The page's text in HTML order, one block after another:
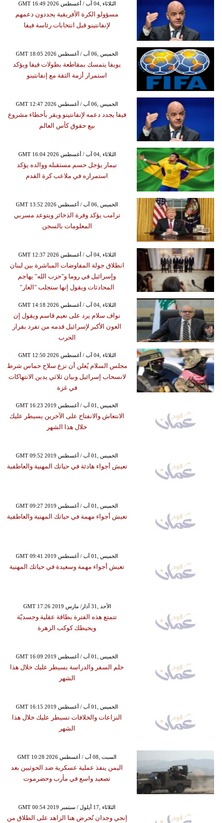
GMT 16:49 2026 الثلاثاء ,04 آب / أغسطس
مسؤولو الكرة الأفريقية يجددون دعمهم
لإنفانتينو قبل انتخابات رئاسة فيفا
GMT 18:05 2026 الخميس ,06 آب / أغسطس
يويفا يتمسك بمقاطعة بطولات فيفا ويؤكد
استمرار أزمة الثقة مع إنفانتينو
GMT 12:47 2026 الخميس ,06 آب / أغسطس
فيفا يجدد دعمه لإنفانتينو ويقر بأخطاء مشروع
بيع حقوق كأس العالم
GMT 16:04 2026 الثلاثاء ,04 آب / أغسطس
نيمار يؤجل حسم مستقبله ووالده يؤكد
استمراره في ملاعب كرة القدم
GMT 13:52 2026 الخميس ,06 آب / أغسطس
ترامب يؤكد وفرة الذخائر ويتوعد مسربي
المعلومات بالسجن
GMT 12:37 2026 الثلاثاء ,04 آب / أغسطس
انطلاق جولة المفاوضات المباشرة بين لبنان
وإسرائيل في روما و"حزب الله" يهاجم
المحادثات ويقول إنها ستجلب "العار"
GMT 14:18 2026 الثلاثاء ,04 آب / أغسطس
نواف سلام يرد على نعيم قاسم ويقول إن
العون الأكبر لإسرائيل قدمه من تفرد بقرار
الحرب
GMT 12:50 2026 الثلاثاء ,04 آب / أغسطس
مجلس السلام يُعلن أن نزع سلاح حماس شرط
لانسحاب إسرائيل وبيان ثلاثي يدين الانتهاكات
في غزة
GMT 16:23 2019 الخميس ,01 آب / أغسطس
الانتعاش والانفتاح على الآخرين يسيطر عليك
خلال هذا الشهر
GMT 09:52 2019 الخميس ,01 آب / أغسطس
تعيش أجواء هادئة في حياتك المهنية والعاطفية
GMT 09:27 2019 الخميس ,01 آب / أغسطس
تعيش أجواء مهمة في حياتك المهنية والعاطفية
GMT 09:41 2019 الخميس ,01 آب / أغسطس
تعيش أجواء مهمة وسعيدة في حياتك المهنية
GMT 17:26 2019 الأحد ,31 آذار/ مارس
تتمتع هذه الفترة بطاقة عقلية وجسديّة
ويحيطك كوكب الزهرة
GMT 16:09 2019 الخميس ,01 آب / أغسطس
حلم السفر والدراسة يسيطر عليك خلال هذا
الشهر
GMT 16:15 2019 الخميس ,01 آب / أغسطس
النزاعات والخلافات تسيطر عليك خلال هذا
الشهر
GMT 10:28 2026 السبت ,08 آب / أغسطس
اليمن ينفذ عملية عسكرية ضد الحوثيين بعد
تصعيد واسع في مأرب وحضرموت
GMT 00:54 2019 الثلاثاء ,17 أيلول / سبتمبر
إنجي وجدان تُحرض هنا الزاهد على الطلاق من